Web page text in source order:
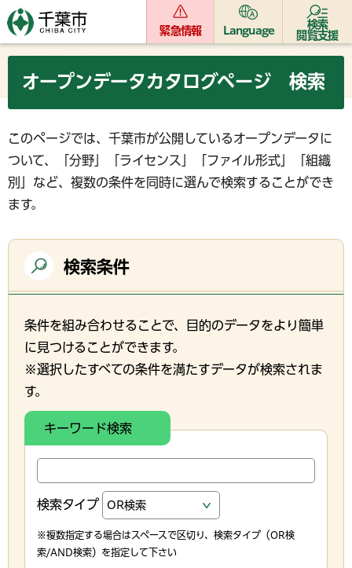
緊急情報 Language
検索
閲覧支援
オープンデータカタログページ 検索
このページでは、千葉市が公開しているオープンデータに
ついて、「分野」「ライセンス」「ファイル形式」「組織
別」など、複数の条件を同時に選んで検索することができ
ます。
検索条件
条件を組み合わせることで、目的のデータをより簡単
に見つけることができます。
※選択したすべての条件を満たすデータが検索されま
す。
キーワード検索
検索タイプ
※複数指定する場合はスペースで区切り、検索タイプ（OR検
索/AND検索）を指定して下さい